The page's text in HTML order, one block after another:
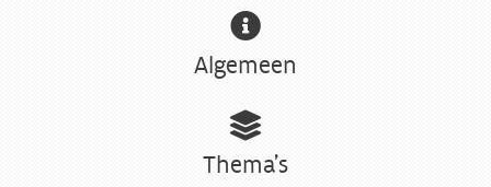
Algemeen
Thema's